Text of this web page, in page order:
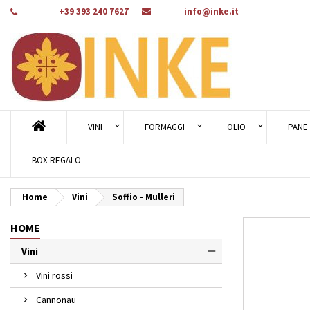
+39 393 240 7627 info@inke.it
VINI FORMAGGI OLIO PANE
BOX REGALO
Home Vini Soffio - Mulleri
HOME
Vini
Vini rossi
Cannonau